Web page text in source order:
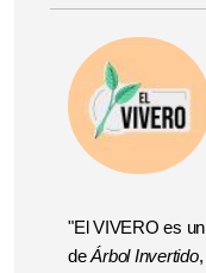
"El VIVERO es
deÁrbol Invertido,